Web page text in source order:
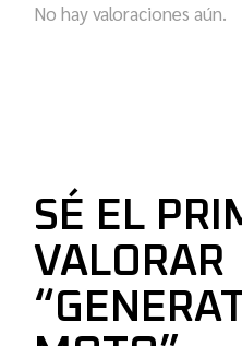
No hay valoraciones aún.
SÉ EL
VALORAR